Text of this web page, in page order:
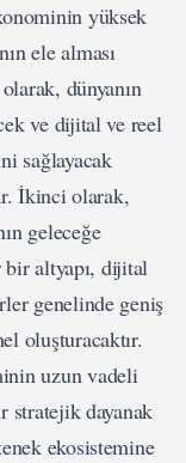
yüksek
ele alması
dünyanın
ve dijital ve reel
sağlayacak
İkinci olarak,
geleceğe
altyapı, dijital
genelinde geniş
oluşturacaktır.
uzun vadeli
stratejik dayanak
ekosistemine